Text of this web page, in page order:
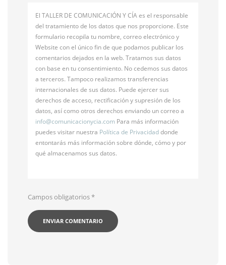
El TALLER DE COMUNICACIÓN Y CÍA es el responsable
del tratamiento de los datos que nos proporcione. Este
formulario recopila tu nombre, correo electrónico y
Website con el único fin de que podamos publicar los
comentarios dejados en la web. Tratamos sus datos
con base en tu consentimiento. No cedemos sus datos
a terceros. Tampoco realizamos transferencias
internacionales de sus datos. Puede ejercer sus
derechos de acceso, rectificación y supresión de los
datos, así como otros derechos enviando un correo a
info@comunicacionycia.com Para más información
puedes visitar nuestra Política de Privacidaddonde
entontarás más información sobre dónde, cómo y por
qué almacenamos sus datos.
Campos obligatorios*